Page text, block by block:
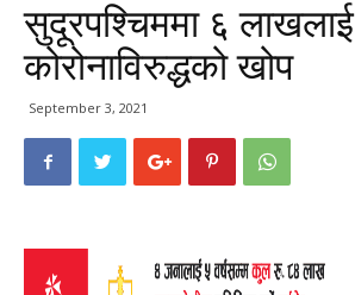
सुदूरपश्चिममा ६ लाखलाई
कोरोनाविरुद्धको खोप
September 3, 2021